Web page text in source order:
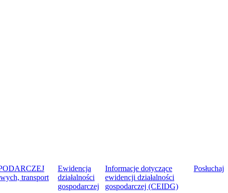
Posłuchaj
transport
Ewidencja
działalności
gospodarczej
Informacje dotyczące
ewidencji działalności
gospodarczej (CEIDG)